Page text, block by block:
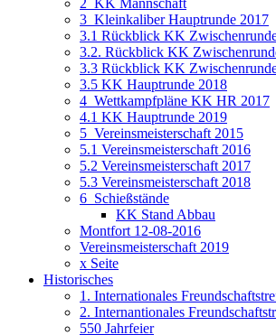
3_Kleinkaliber Hauptrunde 2017
3.1 Rückblick KK
3.2. Rückblick KK
3.3 Rückblick KK
3.5 KK Hauptrunde 2018
4_Wettkampfpläne KK HR 2017
4.1 KK Hauptrunde 2019
5_Vereinsmeisterschaft 2015
5.1 Vereinsmeisterschaft 2016
5.2 Vereinsmeisterschaft 2017
5.3 Vereinsmeisterschaft 2018
6_Schießstände
KK Stand Abbau
Montfort 12-08-2016
Vereinsmeisterschaft 2019
x Seite
Historisches
1. Internationales
2. Internantionales
550 Jahrfeier